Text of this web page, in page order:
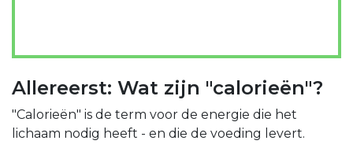
Allereerst: Wat zijn "calorieën"?
"Calorieën" is de term voor de energie die het
lichaam nodig heeft - en die de voeding levert.